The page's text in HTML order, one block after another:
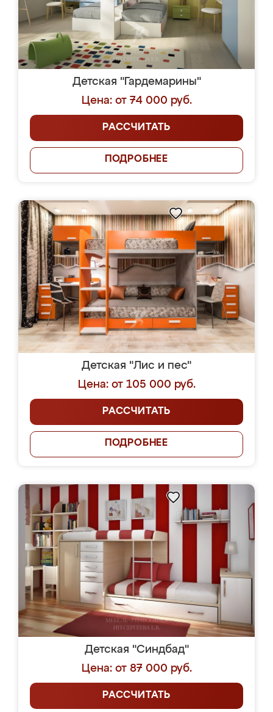
Детская "Гардемарины"
Цена: от 74 000 руб.
РАССЧИТАТЬ
ПОДРОБНЕЕ
Детская "Лис и пес"
Цена: от 105 000 руб.
РАССЧИТАТЬ
ПОДРОБНЕЕ
Детская "Синдбад"
Цена: от 87 000 руб.
РАССЧИТАТЬ